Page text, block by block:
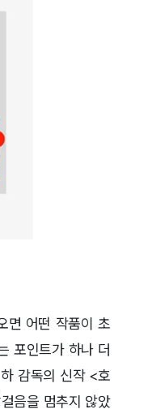
면 어떤 작품이 초
포인트가 하나 더
감독의 신작 <호
음을 멈추지 않았